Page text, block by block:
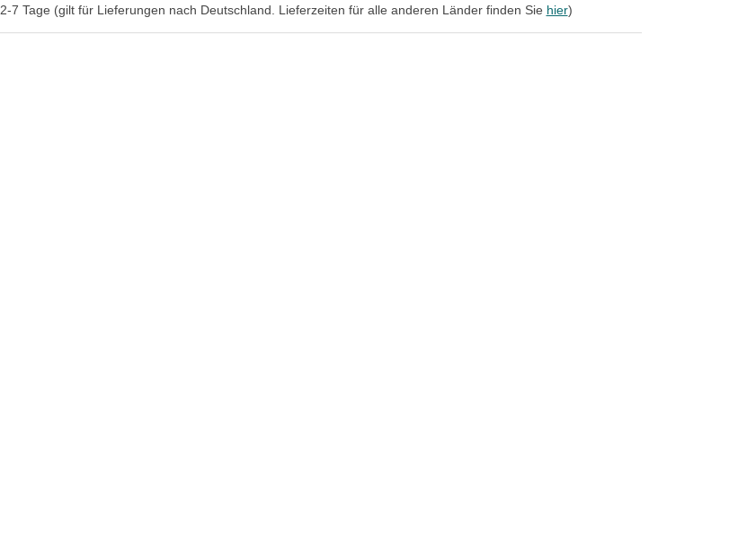
2-7 Tage (gilt für Lieferungen nach Deutschland. Lieferzeiten für alle anderen Länder finden Sie hier)